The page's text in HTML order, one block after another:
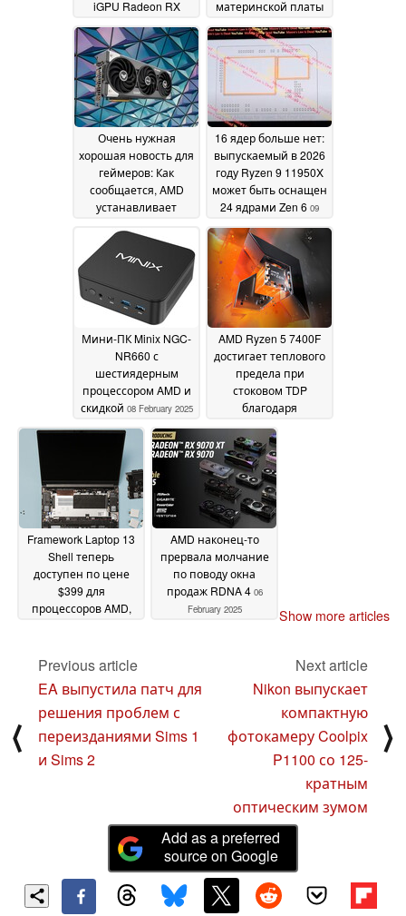
iGPU Radeon RX
8050S чуть меньше,
чем у настольного
GPU RTX 406013
February 2025
материнской платы
несчастного
пользователя
Redditor12 February 2025
Очень нужная
хорошая новость для
геймеров: Как
сообщается, AMD
устанавливает
привлекательные
цены на RX 9070/XT
16 ядер больше нет:
выпускаемый в 2026
году Ryzen 9 11950X
может быть оснащен
24 ядрами Zen 6 09
February 2025
Мини-ПК Minix NGC-
NR660 с
шестиядерным
процессором AMD и
скидкой 08 February 2025
AMD Ryzen 5 7400F
достигает теплового
предела при
стоковом TDP
благодаря
некачественной
термопасте IHS
February 2025
Framework Laptop 13
Shell теперь
доступен по цене
$399 для
процессоров AMD,
AMD наконец-то
прервала молчание
по поводу окна
продаж RDNA 4 06
February 2025
Show more articles
⟨
Previous article
EA выпустила патч для
решения проблем с
переизданиями Sims 1
и Sims 2
Next article
Nikon выпускает
компактную
фотокамеру Coolpix
P1100 со 125-
кратным
оптическим зумом
⟩
Add as a preferred
source on Google